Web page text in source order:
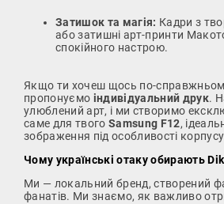
Затишок та магія: Кадри з
або затишні арт-принти
спокійного настрою.
Якщо ти хочеш щось по-
пропонуємо індивідуальний друк.
улюблений арт, і ми створимо
саме для твогоSamsung F12,
зображення під особливості корпусу
Чому українські отаку обирають
Ми — локальний бренд, створений
фанатів. Ми знаємо, як важливо